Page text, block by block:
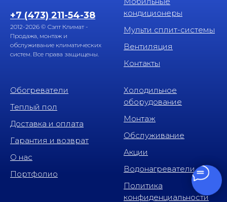
+7 (473) 211-54-38
2012-2026 © Сэлт Климат -
Продажа, монтаж и
обслуживание климатических
систем. Все права защищены.
кондиционеры
Мульти сплит-системы
Вентиляция
Контакты
Обогреватели
Теплый пол
Доставка и оплата
Гарантия и возврат
О нас
Портфолио
Холодильное
оборудование
Монтаж
Обслуживание
Акции
Водонагреватели
Политика
конфиденциальности